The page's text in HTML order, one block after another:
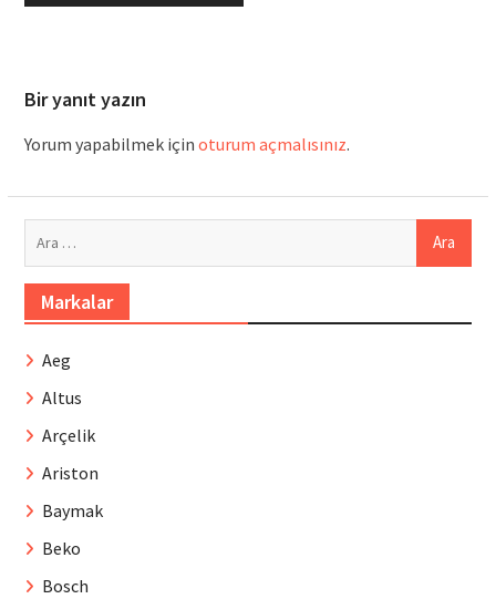
Bir yanıt yazın
Yorum yapabilmek için oturum açmalısınız.
Markalar
Aeg
Altus
Arçelik
Ariston
Baymak
Beko
Bosch